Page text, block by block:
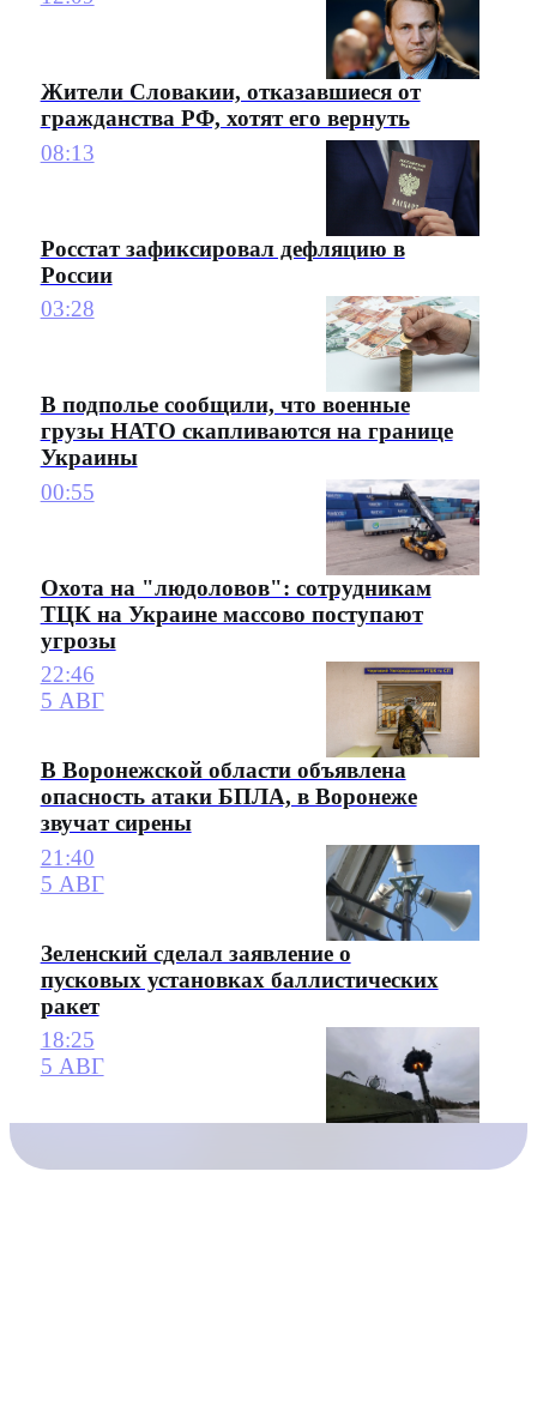
Жители Словакии, отказавшиеся от
гражданства РФ, хотят его вернуть
08:13
Росстат зафиксировал дефляцию в
России
03:28
В подполье сообщили, что военные
грузы НАТО скапливаются на границе
Украины
00:55
Охота на "людоловов": сотрудникам
ТЦК на Украине массово поступают
угрозы
22:46
5 АВГ
В Воронежской области объявлена
опасность атаки БПЛА, в Воронеже
звучат сирены
21:40
5 АВГ
Зеленский сделал заявление о
пусковых установках баллистических
ракет
18:25
5 АВГ